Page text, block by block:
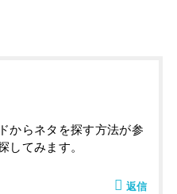
からネタを探す方法が参
してみます。
返信